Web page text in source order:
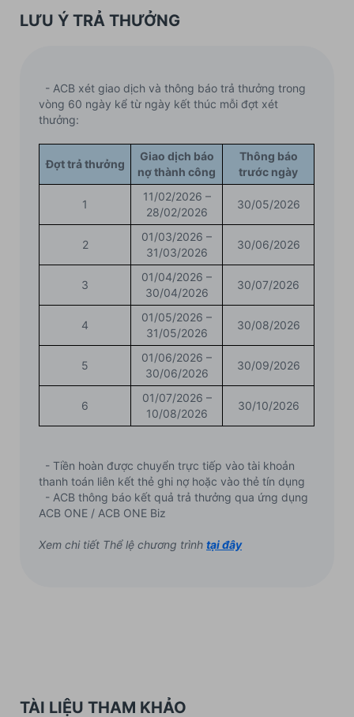
LƯU Ý TRẢ THƯỞNG
- ACB xét giao dịch và thông báo trả thưởng trong
vòng 60 ngày kể từ ngày kết thúc mỗi đợt xét
thưởng:
Đợt trả thưởng
Giao dịch báo
nợ thành công
Thông báo
trước ngày
1
11/02/2026 –
28/02/2026
30/05/2026
2
01/03/2026 –
31/03/2026
30/06/2026
3
01/04/2026 –
30/04/2026
30/07/2026
4
01/05/2026 –
31/05/2026
30/08/2026
5
01/06/2026 –
30/06/2026
30/09/2026
6
01/07/2026 –
10/08/2026
30/10/2026
- Tiền hoàn được chuyển trực tiếp vào tài khoản
thanh toán liên kết thẻ ghi nợ hoặc vào thẻ tín dụng
- ACB thông báo kết quả trả thưởng qua ứng dụng
ACB ONE / ACB ONE Biz
Xem chi tiết Thể lệ chương trình tại đây
TÀI LIỆU THAM KHẢO